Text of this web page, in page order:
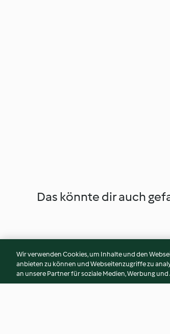
Das könnte dir auch
Wir verwenden Cookies, um Inhalte und den
anbieten zu können und Webseitenzugriffe zu
an unsere Partner für soziale Medien, Werbung und